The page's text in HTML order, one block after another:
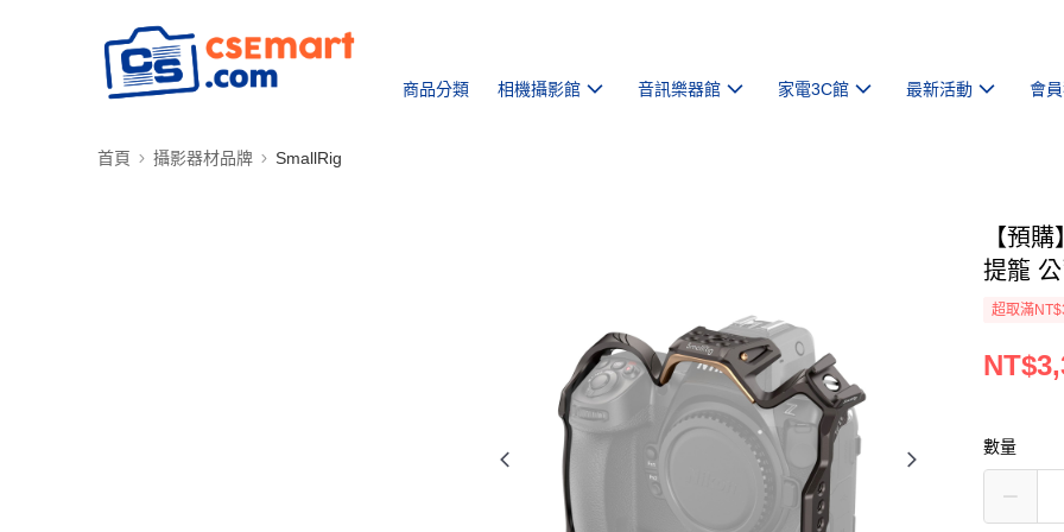
商品分類 相機攝影館 音訊樂器館 家電3C館 最新活動 會
首頁 攝影器材品牌 SmallRig
【預
提籠
超取滿
數量